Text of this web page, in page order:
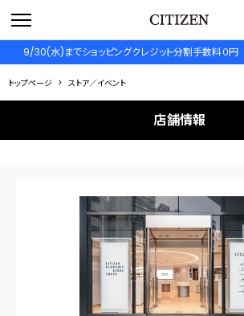
9/30(水)までショッピングクレジット分割手数料０円
トップページ ストア／イベント
店舗情報